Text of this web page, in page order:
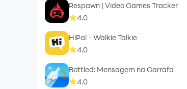
Respawn | Video Games Tracker
4.0
HiPal - Walkie Talkie
4.0
Bottled: Mensagem na Garrafa
4.0